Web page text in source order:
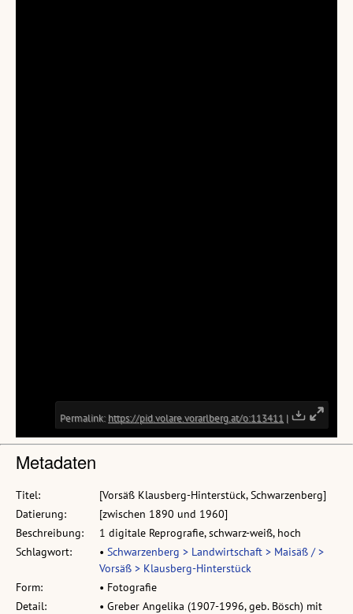
Metadaten
Titel:
[Vorsäß Klausberg-Hinterstück, Schwarzenberg]
Datierung:
[zwischen 1890 und 1960]
Beschreibung:
1 digitale Reprografie, schwarz-weiß, hoch
Schlagwort:
• Schwarzenberg > Landwirtschaft > Maisäß / >
Vorsäß > Klausberg-Hinterstück
Form:
• Fotografie
Detail:
• Greber Angelika (1907-1996, geb. Bösch) mit